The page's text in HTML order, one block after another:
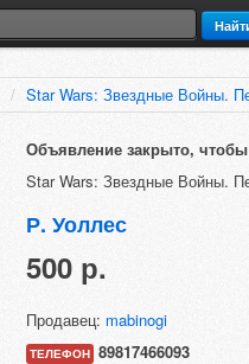
/ Star Wars: Звездные Войны.
Объявление закрыто, чтобы
Star Wars: Звездные Войны.
Р. Уоллес
500 р.
Продавец: mabinogi
ТЕЛЕФОН 89817466093